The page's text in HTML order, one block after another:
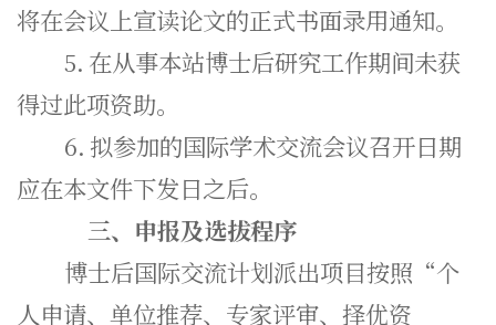
将在会议上宣读论文的正式书面录用通知。
5. 在从事本站博士后研究工作期间未获
得过此项资助。
6. 拟参加的国际学术交流会议召开日期
应在本文件下发日之后。
三、申报及选拔程序
博士后国际交流计划派出项目按照“个
人申请、单位推荐、专家评审、择优资